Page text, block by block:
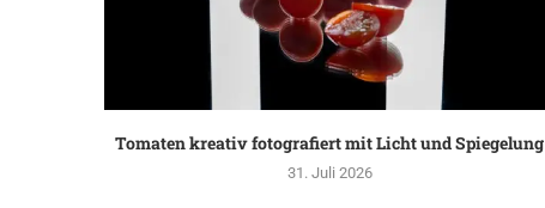
Tomaten kreativ fotografiert mit Licht und Spiegelung
31. Juli 2026